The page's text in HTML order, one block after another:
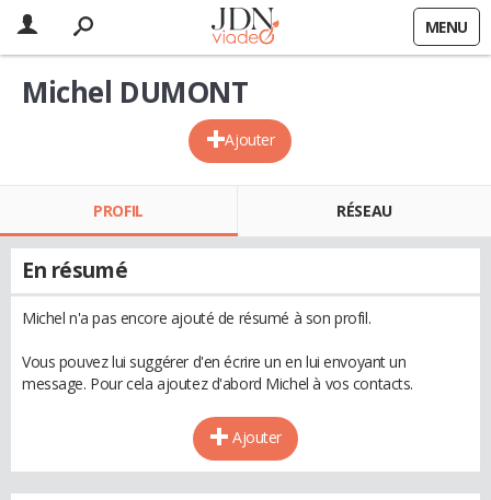
MENU
Ajouter
Michel DUMONT
PROFIL RÉSEAU
En résumé
Michel n'a pas encore ajouté de résumé à son profil.
Vous pouvez lui suggérer d'en écrire un en lui envoyant un
message. Pour cela ajoutez d'abord Michel à vos contacts.
Ajouter